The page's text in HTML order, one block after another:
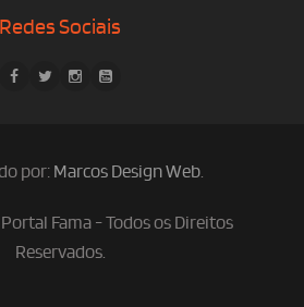
Redes Sociais
por: Marcos Design Web.
Fama - Todos os Direitos
Reservados.